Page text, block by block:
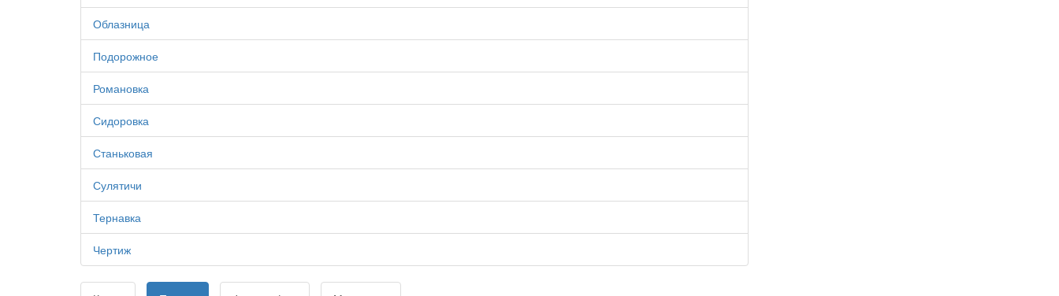
Облазница
Подорожное
Романовка
Сидоровка
Станьковая
Сулятичи
Тернавка
Чертиж